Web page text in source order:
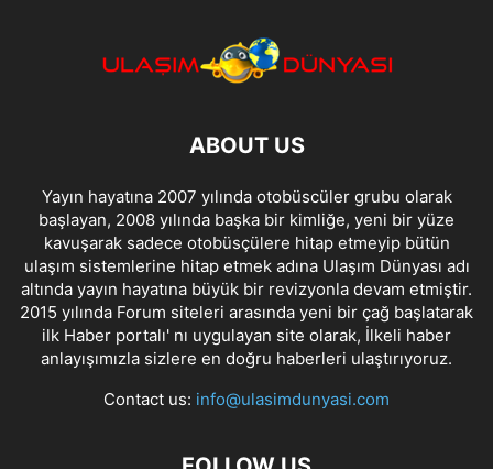
ABOUT US
Yayın hayatına 2007 yılında otobüscüler grubu olarak
başlayan, 2008 yılında başka bir kimliğe, yeni bir yüze
kavuşarak sadece otobüsçülere hitap etmeyip bütün
ulaşım sistemlerine hitap etmek adına Ulaşım Dünyası adı
altında yayın hayatına büyük bir revizyonla devam etmiştir.
2015 yılında Forum siteleri arasında yeni bir çağ başlatarak
ilk Haber portalı' nı uygulayan site olarak, İlkeli haber
anlayışımızla sizlere en doğru haberleri ulaştırıyoruz.
Contact us: info@ulasimdunyasi.com